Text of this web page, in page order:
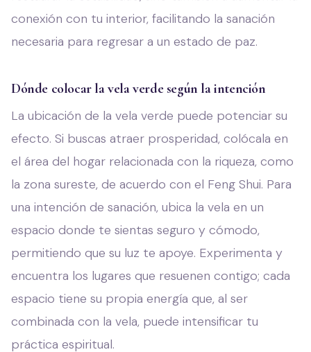
conexión con tu interior, facilitando la sanación
necesaria para regresar a un estado de paz.
Dónde colocar la vela verde según la intención
La ubicación de la vela verde puede potenciar su
efecto. Si buscas atraer prosperidad, colócala en
el área del hogar relacionada con la riqueza, como
la zona sureste, de acuerdo con el Feng Shui. Para
una intención de sanación, ubica la vela en un
espacio donde te sientas seguro y cómodo,
permitiendo que su luz te apoye. Experimenta y
encuentra los lugares que resuenen contigo; cada
espacio tiene su propia energía que, al ser
combinada con la vela, puede intensificar tu
práctica espiritual.